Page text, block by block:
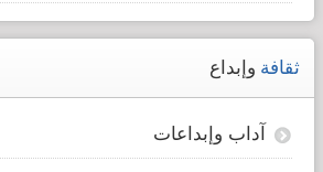
ثقافة وإبداع
آداب وإبداعات